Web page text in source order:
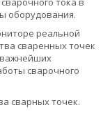
оборудования.
реальной
сваренных точек
важнейших
сварочного
сварных точек.